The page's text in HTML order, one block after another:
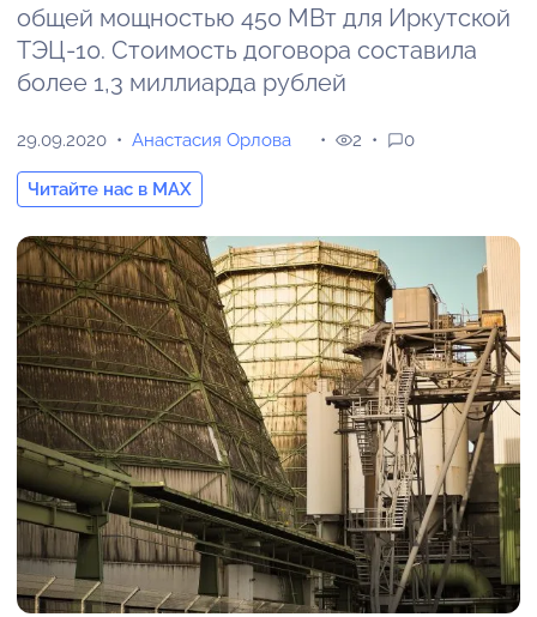
общей мощностью 450 МВт для Иркутской
ТЭЦ-10. Стоимость договора составила
более 1,3 миллиарда рублей
29.09.2020 Анастасия Орлова
Читайте нас в MAX
2 0